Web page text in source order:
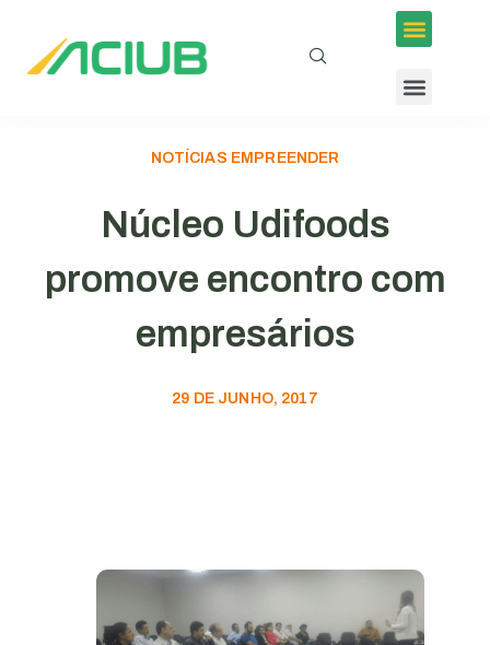
NOTÍCIAS EMPREENDER
Núcleo Udifoods
promove encontro com
empresários
29 DE JUNHO, 2017